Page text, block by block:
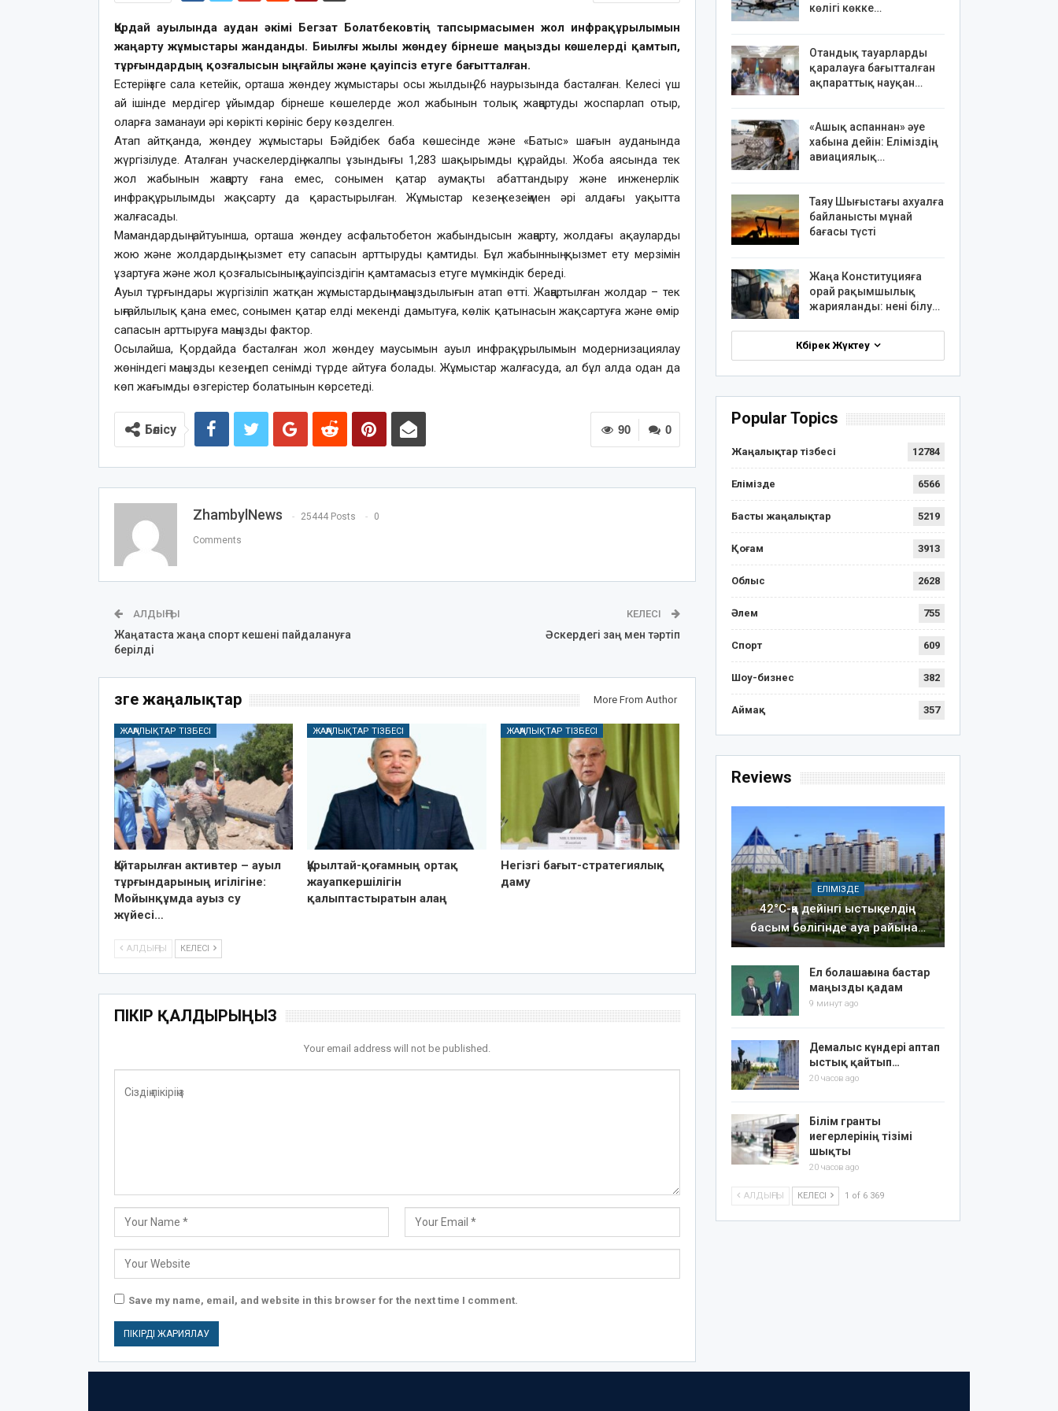
Қордай ауылында аудан әкімі Бегзат Болатбековтің тапсырмасымен жол инфрақұрылымын
жаңарту жұмыстары жанданды. Биылғы жылы жөндеу бірнеше маңызды көшелерді қамтып,
тұрғындардың қозғалысын ыңғайлы және қауіпсіз етуге бағытталған.
Естеріңізге сала кетейік, орташа жөндеу жұмыстары осы жылдың 26 наурызында басталған. Келесі үш
ай ішінде мердігер ұйымдар бірнеше көшелерде жол жабынын толық жаңартуды жоспарлап отыр,
оларға заманауи әрі көрікті көрініс беру көзделген.
Атап айтқанда, жөндеу жұмыстары Бәйдібек баба көшесінде және «Батыс» шағын ауданында
жүргізілуде. Аталған учаскелердің жалпы ұзындығы 1,283 шақырымды құрайды. Жоба аясында тек
жол жабынын жаңарту ғана емес, сонымен қатар аумақты абаттандыру және инженерлік
инфрақұрылымды жақсарту да қарастырылған. Жұмыстар кезең-кезеңімен әрі алдағы уақытта
жалғасады.
Мамандардың айтуынша, орташа жөндеу асфальтобетон жабындысын жаңарту, жолдағы ақауларды
жою және жолдардың қызмет ету сапасын арттыруды қамтиды. Бұл жабынның қызмет ету мерзімін
ұзартуға және жол қозғалысының қауіпсіздігін қамтамасыз етуге мүмкіндік береді.
Ауыл тұрғындары жүргізіліп жатқан жұмыстардың маңыздылығын атап өтті. Жаңартылған жолдар – тек
ыңғайлылық қана емес, сонымен қатар елді мекенді дамытуға, көлік қатынасын жақсартуға және өмір
сапасын арттыруға маңызды фактор.
Осылайша, Қордайда басталған жол жөндеу маусымын ауыл инфрақұрылымын модернизациялау
жөніндегі маңызды кезең деп сенімді түрде айтуға болады. Жұмыстар жалғасуда, ал бұл алда одан да
көп жағымды өзгерістер болатынын көрсетеді.
0
90
Бөлісу
ZhambylNews 25444 Posts 0
Comments
АЛДЫҢҒЫ
Жаңатаста жаңа спорт кешені пайдалануға
берілді
КЕЛЕСІ
Әскердегі заң мен тәртіп
Өзге жаңалықтар More From Author
ЖАҢАЛЫҚТАР ТІЗБЕСІ
Қайтарылған активтер – ауыл
тұрғындарының игілігіне:
Мойынқұмда ауыз су
жүйесі…
ЖАҢАЛЫҚТАР ТІЗБЕСІ
Құрылтай-қоғамның ортақ
жауапкершілігін
қалыптастыратын алаң
ЖАҢАЛЫҚТАР ТІЗБЕСІ
Негізгі бағыт-стратегиялық
даму
АЛДЫҢҒЫ КЕЛЕСІ
ПІКІР ҚАЛДЫРЫҢЫЗ
Your email address will not be published.
Save my name, email, and website in this browser for the next time I comment.
көлігі көкке…
Отандық тауарларды
қаралауға бағытталған
ақпараттық науқан…
«Ашық аспаннан» әуе
хабына дейін: Еліміздің
авиациялық…
Таяу Шығыстағы ахуалға
байланысты мұнай
бағасы түсті
Жаңа Конституцияға
орай рақымшылық
жарияланды: нені білу…
Көбірек Жүктеу
Popular Topics
Жаңалықтар тізбесі 12784
Елімізде 6566
Басты жаңалықтар 5219
Қоғам 3913
Облыс 2628
Әлем 755
Спорт 609
Шоу-бизнес 382
Аймақ 357
Reviews
ЕЛІМІЗДЕ
42°C-қа дейінгі ыстық: елдің
басым бөлігінде ауа райына…
Ел болашағына бастар
маңызды қадам
9 минут ago
Демалыс күндері аптап
ыстық қайтып…
20 часов ago
Білім гранты
иегерлерінің тізімі
шықты
20 часов ago
АЛДЫҢҒЫ КЕЛЕСІ 1 of 6 369